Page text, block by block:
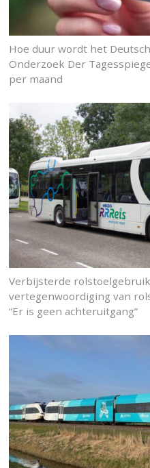
Hoe duur wordt het
Onderzoek Der
per maand
Verbijsterde
vertegenwoordiging van
“Er is geen achteruitgang”